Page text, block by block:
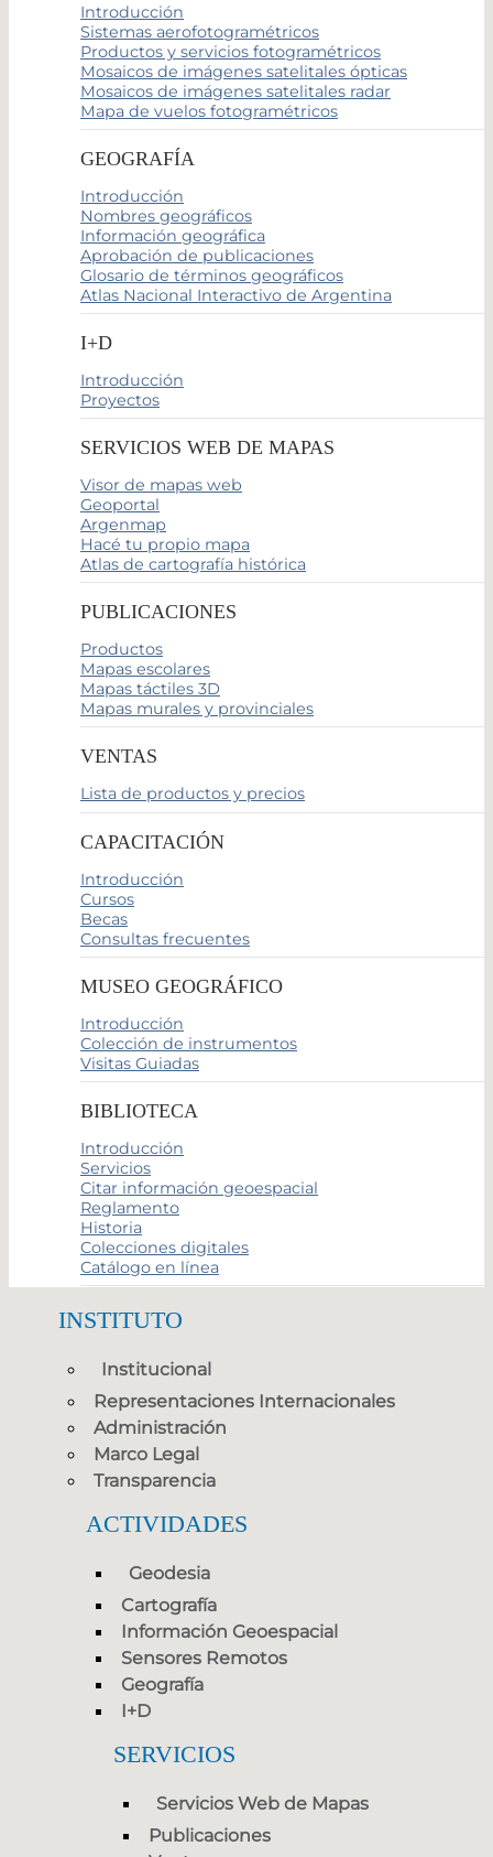
Introducción
Sistemas aerofotogramétricos
Productos y servicios fotogramétricos
Mosaicos de imágenes satelitales ópticas
Mosaicos de imágenes satelitales radar
Mapa de vuelos fotogramétricos
GEOGRAFÍA
Introducción
Nombres geográficos
Información geográfica
Aprobación de publicaciones
Glosario de términos geográficos
Atlas Nacional Interactivo de Argentina
I+D
Introducción
Proyectos
SERVICIOS WEB DE MAPAS
Visor de mapas web
Geoportal
Argenmap
Hacé tu propio mapa
Atlas de cartografía histórica
PUBLICACIONES
Productos
Mapas escolares
Mapas táctiles 3D
Mapas murales y provinciales
VENTAS
Lista de productos y precios
CAPACITACIÓN
Introducción
Cursos
Becas
Consultas frecuentes
MUSEO GEOGRÁFICO
Introducción
Colección de instrumentos
Visitas Guiadas
BIBLIOTECA
Introducción
Servicios
Citar información geoespacial
Reglamento
Historia
Colecciones digitales
Catálogo en línea
INSTITUTO
Institucional
Representaciones Internacionales
Administración
Marco Legal
Transparencia
ACTIVIDADES
Geodesia
Cartografía
Información Geoespacial
Sensores Remotos
Geografía
I+D
SERVICIOS
Servicios Web de Mapas
Publicaciones